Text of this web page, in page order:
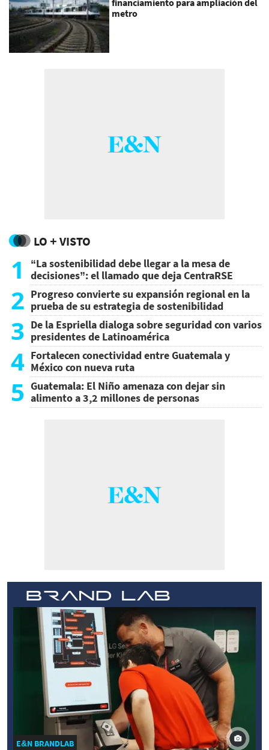
metro
LO + VISTO
1
“La sostenibilidad debe llegar a la mesa de
decisiones”: el llamado que deja CentraRSE
2 Progreso convierte su expansión regional en la
prueba de su estrategia de sostenibilidad
3 De la Espriella dialoga sobre seguridad con varios
presidentes de Latinoamérica
4 Fortalecen conectividad entre Guatemala y
México con nueva ruta
5 Guatemala: El Niño amenaza con dejar sin
alimento a 3,2 millones de personas
E&N BRANDLAB